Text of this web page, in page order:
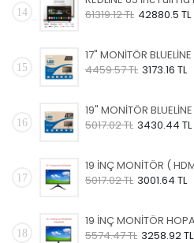
14
61319.12 TL 42880.5 TL
15
4459.57 TL 3173.16 TL
16
5017.02 TL 3430.44 TL
17
5017.02 TL 3001.64 TL
18
5574.47 TL 3258.92 TL